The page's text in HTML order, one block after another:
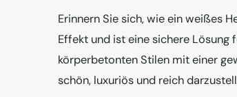
Erinnern Sie sich, wie ein weißes
Effekt und ist eine sichere Lösung
körperbetonten Stilen mit einer
schön, luxuriös und reich